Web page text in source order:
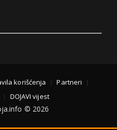
korišćenja
Partneri
DOJAVI vijest
© 2026